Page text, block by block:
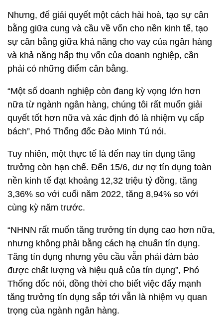
Nhưng, để giải quyết một cách hài hoà, tạo sự cân
bằng giữa cung và cầu về vốn cho nền kinh tế, tạo
sự cân bằng giữa khả năng cho vay của ngân hàng
và khả năng hấp thụ vốn của doanh nghiệp, cần
phải có những điểm cân bằng.
“Một số doanh nghiệp còn đang kỳ vọng lớn hơn
nữa từ ngành ngân hàng, chúng tôi rất muốn giải
quyết tốt hơn nữa và xác định đó là nhiệm vụ cấp
bách”, Phó Thống đốc Đào Minh Tú nói.
Tuy nhiên, một thực tế là đến nay tín dụng tăng
trưởng còn hạn chế. Đến 15/6, dư nợ tín dụng toàn
nền kinh tế đạt khoảng 12,32 triệu tỷ đồng, tăng
3,36% so với cuối năm 2022, tăng 8,94% so với
cùng kỳ năm trước.
“NHNN rất muốn tăng trưởng tín dụng cao hơn nữa,
nhưng không phải bằng cách hạ chuẩn tín dụng.
Tăng tín dụng nhưng yêu cầu vẫn phải đảm bảo
được chất lượng và hiệu quả của tín dụng”, Phó
Thống đốc nói, đồng thời cho biết việc đẩy mạnh
tăng trưởng tín dụng sắp tới vẫn là nhiệm vụ quan
trọng của ngành ngân hàng.